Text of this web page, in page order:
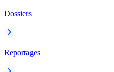
Dossiers
Reportages